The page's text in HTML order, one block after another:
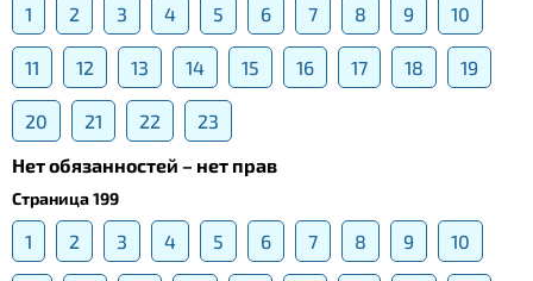
1 2 3 4 5 6 7 8 9 10
11 12 13 14 15 16 17 18 19
20 21 22
23
Нет обязанностей – нет прав
Страница 199
1 2 3 4 5 6 7 8 9 10